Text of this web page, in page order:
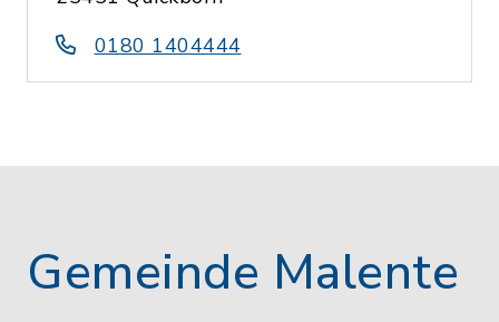
0180 1404444
Gemeinde Malente